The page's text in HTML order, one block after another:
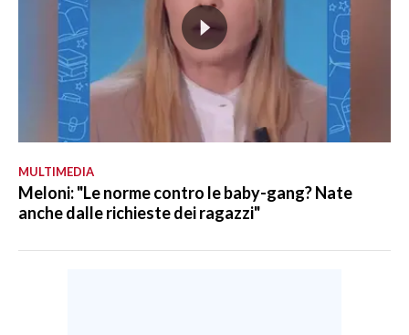
MULTIMEDIA
Meloni: "Le norme contro le baby-gang? Nate
anche dalle richieste dei ragazzi"